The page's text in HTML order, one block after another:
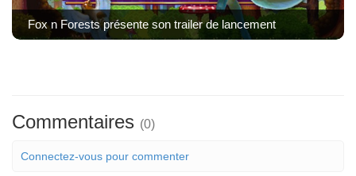
Fox n Forests présente son trailer de lancement
Commentaires (0)
Connectez-vous pour commenter